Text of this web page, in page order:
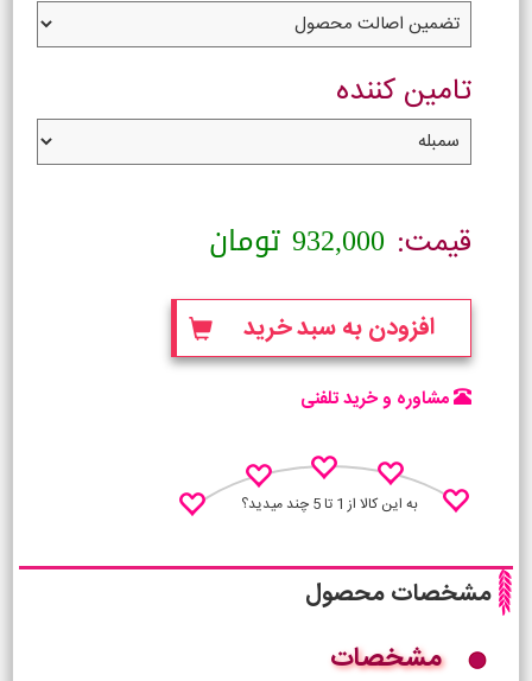
تامین کننده
قیمت: 932,000 تومان
افزودن به سبد خرید
مشاوره و خرید تلفنی
به این کالا از 1 تا 5 چند میدید؟
مشخصات محصول
مشخصات